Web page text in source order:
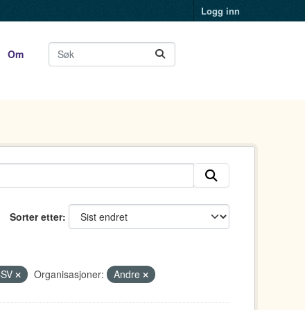
Logg inn
Om
Sorter etter
Organisasjoner: Andre